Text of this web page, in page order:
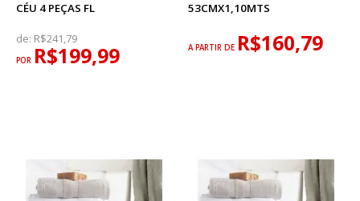
CÉU 4 PEÇAS FL
de: R$241,79
POR R$199,99
53CMX1,10MTS
A PARTIR DE R$160,79